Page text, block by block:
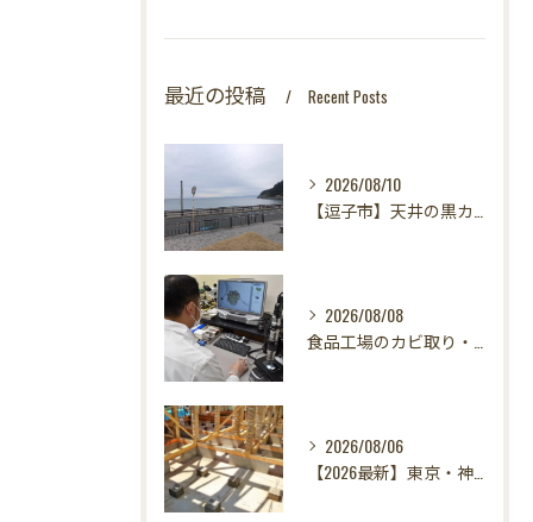
最近の投稿 Recent Posts
2026/08/10
【逗子市】天井の黒カビが消えない！？カビ取りのプロが教える「原因究明」の重要性｜カビバスターズ東海・東京支店
2026/08/08
食品工場のカビ取り・カビ対策はカビバスターズ東海・東京支店へ｜HACCP対応・真菌検査で食の安全を守る
2026/08/06
【2026最新】東京・神奈川・千葉・埼玉の新築に異変？！引き渡し前カビ検査が必須な理由｜3万円で数千万円の資産を守る究極の安心術✨